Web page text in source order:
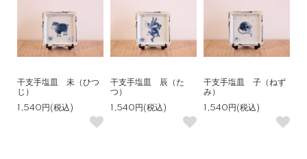
干支手塩皿 未（ひつ
じ）
1,540円(税込)
干支手塩皿 辰（た
つ）
1,540円(税込)
干支手塩皿 子（ねず
み）
1,540円(税込)